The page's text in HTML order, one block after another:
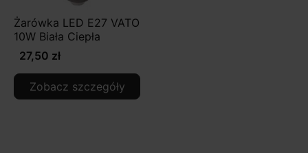
Żarówka LED E27 VATO
10W Biała Ciepła
27,50 zł
Zobacz szczegóły